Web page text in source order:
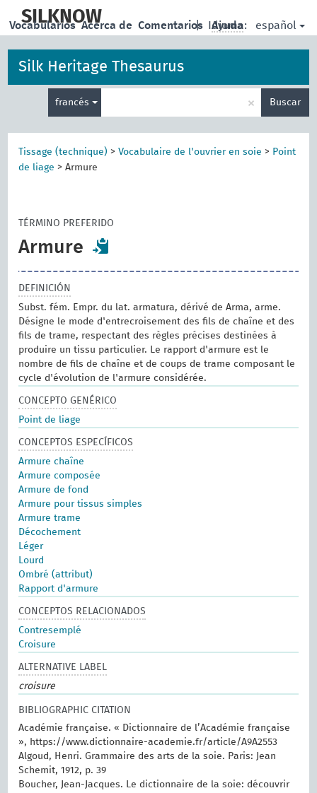
main
SILKNOW | Idioma: español
Vocabularios Acerca de Comentarios Ayuda
Silk Heritage Thesaurus
francés × Buscar
Tissage (technique) >Vocabulaire de l'ouvrier en soie > Point
de liage >Armure
TÉRMINO PREFERIDO
Armure
DEFINICIÓN
Subst. fém. Empr. du lat. armatura, dérivé de Arma, arme.
Désigne le mode d'entrecroisement des fils de chaîne et des
fils de trame, respectant des règles précises destinées à
produire un tissu particulier. Le rapport d'armure est le
nombre de fils de chaîne et de coups de trame composant le
cycle d'évolution de l'armure considérée.
CONCEPTO GENÉRICO
Point de liage
CONCEPTOS ESPECÍFICOS
Armure chaîne
Armure composée
Armure de fond
Armure pour tissus simples
Armure trame
Décochement
Léger
Lourd
Ombré (attribut)
Rapport d'armure
CONCEPTOS RELACIONADOS
Contresemplé
Croisure
ALTERNATIVE LABEL
croisure
BIBLIOGRAPHIC CITATION
Académie française. « Dictionnaire de l’Académie française
», https://www.dictionnaire-academie.fr/article/A9A2553
Algoud, Henri. Grammaire des arts de la soie. Paris: Jean
Schemit, 1912, p. 39
Boucher, Jean-Jacques. Le dictionnaire de la soie: découvrir